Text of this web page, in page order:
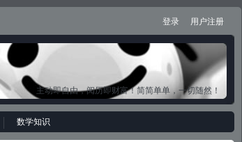
主动即自由，阅历即财富！简简单单，一切随然！
数学知识
登录 用户注册